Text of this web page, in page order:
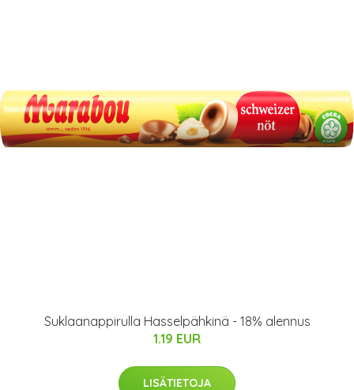
Suklaanappirulla Hasselpähkinä - 18% alennus
1.19 EUR
LISÄTIETOJA